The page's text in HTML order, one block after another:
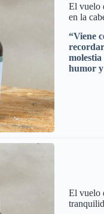
El vuelo
en la
“Viene
humor
El vuelo